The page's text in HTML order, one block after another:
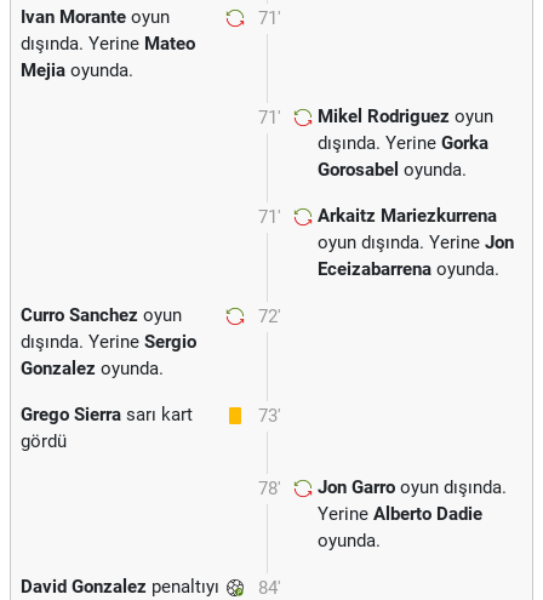
71'
Ivan Morante oyun
dışında. Yerine Mateo
Mejia oyunda.
71' Mikel Rodriguez oyun
dışında. Yerine Gorka
Gorosabel oyunda.
71'
Arkaitz Mariezkurrena
oyun dışında. Yerine Jon
Eceizabarrena oyunda.
72'
Curro Sanchez oyun
dışında. Yerine Sergio
Gonzalez oyunda.
73'
Grego Sierra sarı kart
gördü
78' Jon Garro oyun dışında.
Yerine Alberto Dadie
oyunda.
84'
David Gonzalez penaltıyı